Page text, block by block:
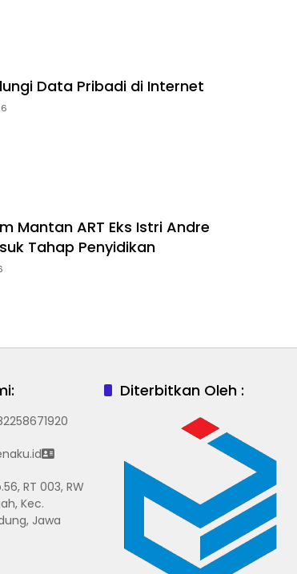
Data Pribadi di Internet
Mantan ART Eks Istri Andre
Tahap Penyidikan
RT 003, RW
Kec.
Jawa
Diterbitkan Oleh :